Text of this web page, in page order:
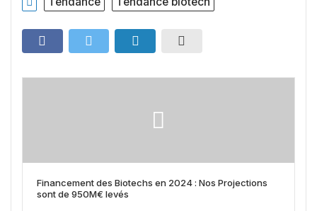
Financement des Biotechs en 2024 : Nos Projections
sont de 950M€ levés